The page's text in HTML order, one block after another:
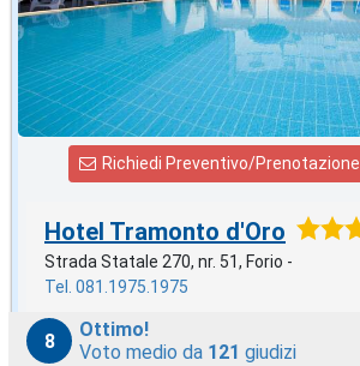
Richiedi Preventivo/Prenotazione
Hotel Tramonto d'Oro
Strada Statale 270, nr. 51, Forio -
Tel. 081.1975.1975
8
Ottimo!
Voto medio da 121 giudizi